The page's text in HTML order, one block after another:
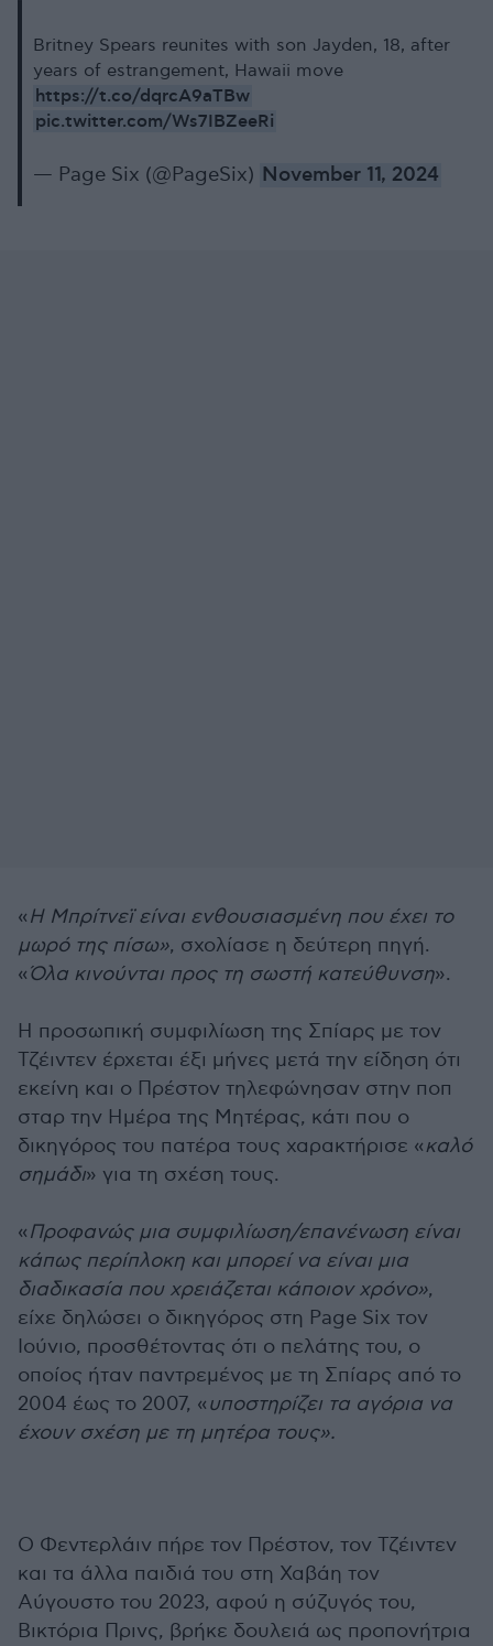
Britney Spears reunites with son Jayden, 18, after
years of estrangement, Hawaii move
https://t.co/dqrcA9aTBw
pic.twitter.com/Ws7IBZeeRi
— Page Six (@PageSix) November 11, 2024
«Η Μπρίτνεϊ είναι ενθουσιασμένη που έχει το
μωρό της πίσω», σχολίασε η δεύτερη πηγή.
«Όλα κινούνται προς τη σωστή κατεύθυνση».
Η προσωπική συμφιλίωση της Σπίαρς με τον
Τζέιντεν έρχεται έξι μήνες μετά την είδηση ότι
εκείνη και ο Πρέστον τηλεφώνησαν στην ποπ
σταρ την Ημέρα της Μητέρας, κάτι που ο
δικηγόρος του πατέρα τους χαρακτήρισε «καλό
σημάδι» για τη σχέση τους.
«Προφανώς μια συμφιλίωση/επανένωση είναι
κάπως περίπλοκη και μπορεί να είναι μια
διαδικασία που χρειάζεται κάποιον χρόνο»,
είχε δηλώσει ο δικηγόρος στη Page Six τον
Ιούνιο, προσθέτοντας ότι ο πελάτης του, ο
οποίος ήταν παντρεμένος με τη Σπίαρς από το
2004 έως το 2007, «υποστηρίζει τα αγόρια να
έχουν σχέση με τη μητέρα τους».
Ο Φεντερλάιν πήρε τον Πρέστον, τον Τζέιντεν
και τα άλλα παιδιά του στη Χαβάη τον
Αύγουστο του 2023, αφού η σύζυγός του,
Βικτόρια Πρινς, βρήκε δουλειά ως προπονήτρια